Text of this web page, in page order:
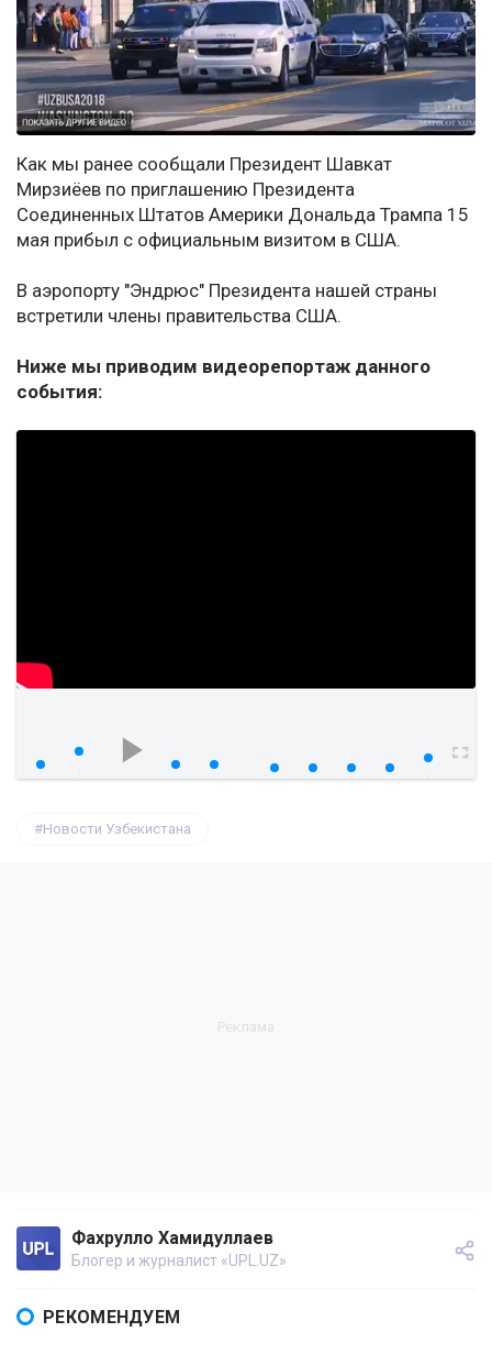
Как мы ранее сообщали Президент Шавкат
Мирзиёев по приглашению Президента
Соединенных Штатов Америки Дональда Трампа 15
мая прибыл с официальным визитом в США.
В аэропорту "Эндрюс" Президента нашей страны
встретили члены правительства США.
Ниже мы приводим видеорепортаж данного
события:
Новости Узбекистана
Фахрулло Хамидуллаев
Блогер и журналист «UPL.UZ»
РЕКОМЕНДУЕМ